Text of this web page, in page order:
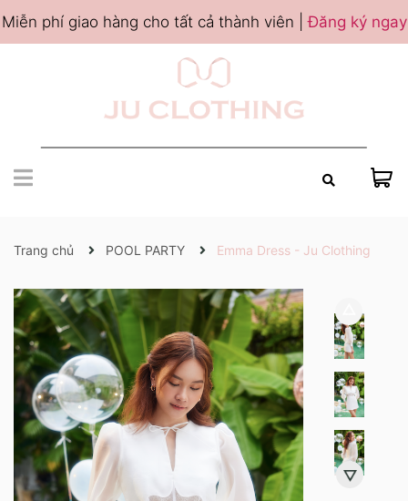
Miễn phí giao hàng cho tất cả thành viên |Đăng ký ngay
Trang chủ POOL PARTY Emma Dress - Ju Clothing